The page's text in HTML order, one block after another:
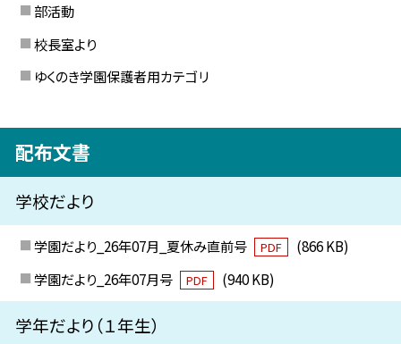
部活動
校長室より
ゆくのき学園保護者用カテゴリ
配布文書
学校だより
学園だより_26年07月_夏休み直前号 PDF
(866 KB)
学園だより_26年07月号
PDF (940 KB)
学年だより（１年生）